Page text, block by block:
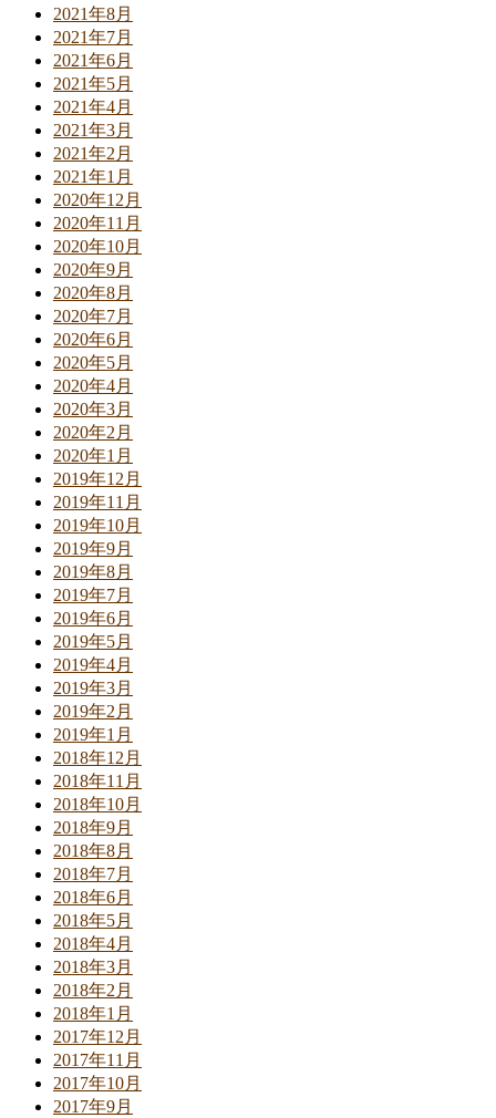
2021年8月
2021年7月
2021年6月
2021年5月
2021年4月
2021年3月
2021年2月
2021年1月
2020年12月
2020年11月
2020年10月
2020年9月
2020年8月
2020年7月
2020年6月
2020年5月
2020年4月
2020年3月
2020年2月
2020年1月
2019年12月
2019年11月
2019年10月
2019年9月
2019年8月
2019年7月
2019年6月
2019年5月
2019年4月
2019年3月
2019年2月
2019年1月
2018年12月
2018年11月
2018年10月
2018年9月
2018年8月
2018年7月
2018年6月
2018年5月
2018年4月
2018年3月
2018年2月
2018年1月
2017年12月
2017年11月
2017年10月
2017年9月